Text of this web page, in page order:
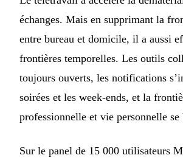
échanges. Mais en supprimant la
entre bureau et domicile, il a aussi
frontières temporelles. Les outils
toujours ouverts, les notifications
soirées et les week-ends, et la
professionnelle et vie personnelle
Sur le panel de 15 000 utilisateurs